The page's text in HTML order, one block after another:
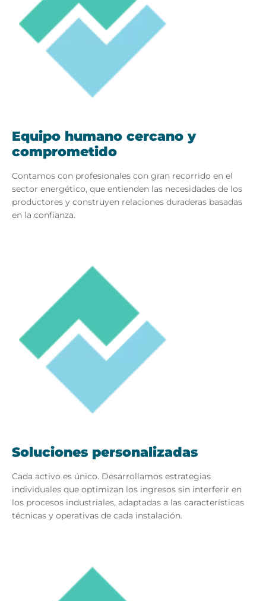
Equipo humano cercano y
comprometido
Contamos con profesionales con gran recorrido en el
sector energético, que entienden las necesidades de los
productores y construyen relaciones duraderas basadas
en la confianza.
Soluciones personalizadas
Cada activo es único. Desarrollamos estrategias
individuales que optimizan los ingresos sin interferir en
los procesos industriales, adaptadas a las características
técnicas y operativas de cada instalación.